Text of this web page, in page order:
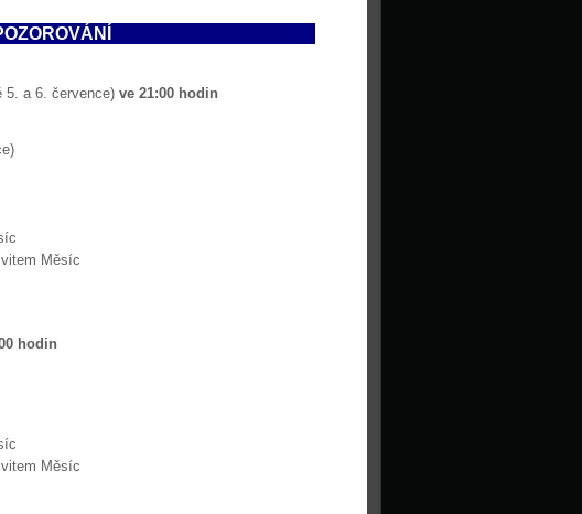
5. a 6. července) ve 21:00 hodin
Měsíc
hodin
Měsíc